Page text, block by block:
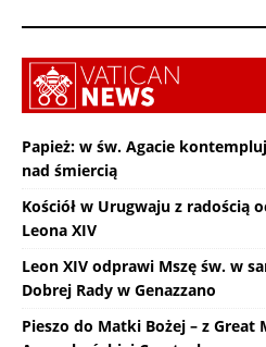
Papież: w św. Agacie
nad śmiercią
Kościół w Urugwaju z radością
Leona XIV
Leon XIV odprawi Mszę św. w
Dobrej Rady w Genazzano
Pieszo do Matki Bożej – z Great